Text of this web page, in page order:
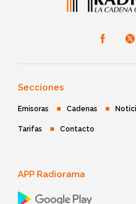
Secciones
Emisoras Cadenas
Tarifas Contacto
APP Radiorama